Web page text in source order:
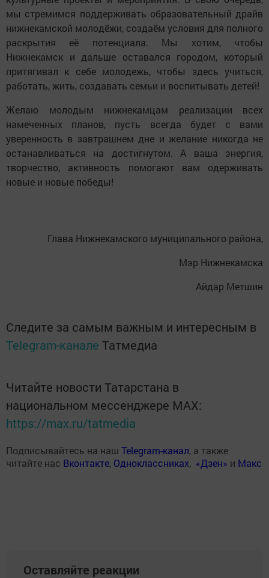
мы стремимся поддерживать образовательный драйв
нижнекамской молодёжи, создаём условия для полного
раскрытия её потенциала. Мы хотим, чтобы
Нижнекамск и дальше оставался городом, который
притягивал к себе молодежь, чтобы здесь учиться,
работать, жить, создавать семьи и воспитывать детей!
Желаю молодым нижнекамцам реализации всех
намеченных планов, пусть всегда будет с вами
уверенность в завтрашнем дне и желание никогда не
останавливаться на достигнутом. А ваша энергия,
творчество, активность помогают вам одерживать
новые и новые победы!
Глава Нижнекамского муниципального района,
Мэр Нижнекамска
Айдар Метшин
Следите за самым важным и интересным в
Telegram-канале Татмедиа
Читайте новости Татарстана в
национальном мессенджере MАХ:
https://max.ru/tatmedia
Подписывайтесь на наш Telegram-канал, а также
читайте нас Вконтакте, Одноклассниках, «Дзен» и Макс
Оставляйте реакции